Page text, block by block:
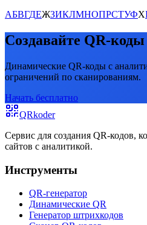
АБВГДЕЖЗИКЛМНОПРСТУФХ
Создавайте QR-коды
Динамические QR-коды с
ограничений по сканированиям.
Начать бесплатно
QRkoder
Сервис для создания QR-кодов,
сайтов с аналитикой.
Инструменты
QR-генератор
Динамические QR
Генератор штрихкодов